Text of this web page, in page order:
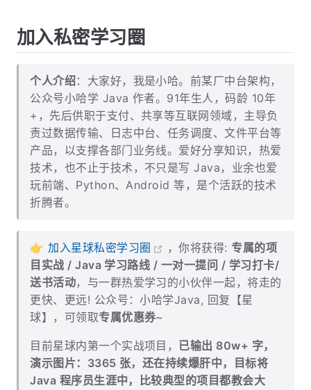
加入私密学习圈
个人介绍：大家好，我是小哈。前某厂中台架构，
公众号小哈学 Java 作者。91年生人，码龄 10年
+，先后供职于支付、共享等互联网领域，主导负
责过数据传输、日志中台、任务调度、文件平台等
产品，以支撑各部门业务线。爱好分享知识，热爱
技术，也不止于技术，不只是写 Java，业余也爱
玩前端、Python、Android 等，是个活跃的技术
折腾者。
👉加入星球私密学习圈 ，你将获得: 专属的项
目实战 / Java 学习路线 / 一对一提问 / 学习打卡/
送书活动，与一群热爱学习的小伙伴一起，将走的
更快、更远! 公众号：小哈学Java, 回复【星
球】，可领取专属优惠券~
目前星球内第一个实战项目， 已输出 80w+ 字，
演示图片：3365 张，还在持续爆肝中，目标将
Java 程序员生涯中，比较典型的项目都教会大